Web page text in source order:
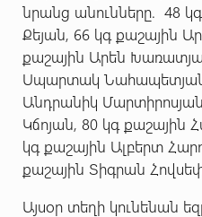
նրանց անունները. 48
Քեյան, 66 կգ քաշային
քաշային Արեն
Սպարտակ
Անդրանիկ
Կճոյան, 80 կգ քաշային
կգ քաշային Ալբերտ
քաշային Տիգրան
Այսօր տեղի կունենան